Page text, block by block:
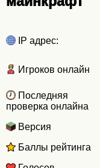
IP адрес:
Игроков онлайн
Последняя
проверка онлайна
Версия
Баллы рейтинга